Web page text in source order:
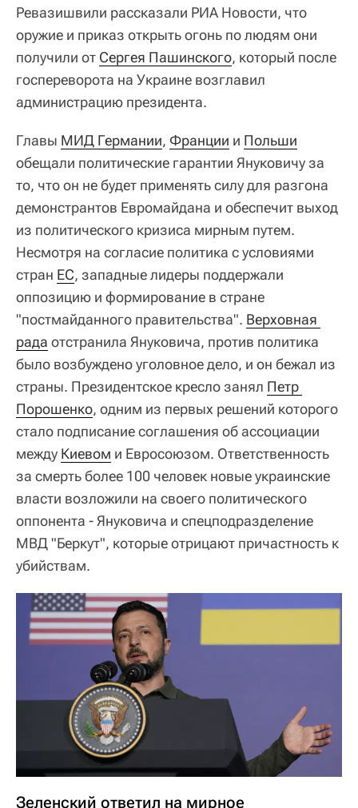
Ревазишвили рассказали РИА Новости, что
оружие и приказ открыть огонь по людям они
получили от Сергея Пашинского, который после
госпереворота на Украине возглавил
администрацию президента.
Главы МИД Германии, Франции и Польши
обещали политические гарантии Януковичу за
то, что он не будет применять силу для разгона
демонстрантов Евромайдана и обеспечит выход
из политического кризиса мирным путем.
Несмотря на согласие политика с условиями
стран ЕС, западные лидеры поддержали
оппозицию и формирование в стране
"постмайданного правительства". Верховная
рада отстранила Януковича, против политика
было возбуждено уголовное дело, и он бежал из
страны. Президентское кресло занял Петр
Порошенко, одним из первых решений которого
стало подписание соглашения об ассоциации
между Киевом и Евросоюзом. Ответственность
за смерть более 100 человек новые украинские
власти возложили на своего политического
оппонента - Януковича и спецподразделение
МВД "Беркут", которые отрицают причастность к
убийствам.
Зеленский ответил на мирное